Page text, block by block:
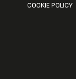
COOKIE POLICY